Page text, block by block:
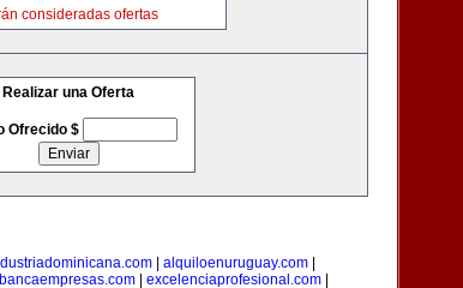
consideradas ofertas
Realizar una Oferta
Ofrecido $
alquiloenuruguay.com
bancaempresas.com excelenciaprofesional.com